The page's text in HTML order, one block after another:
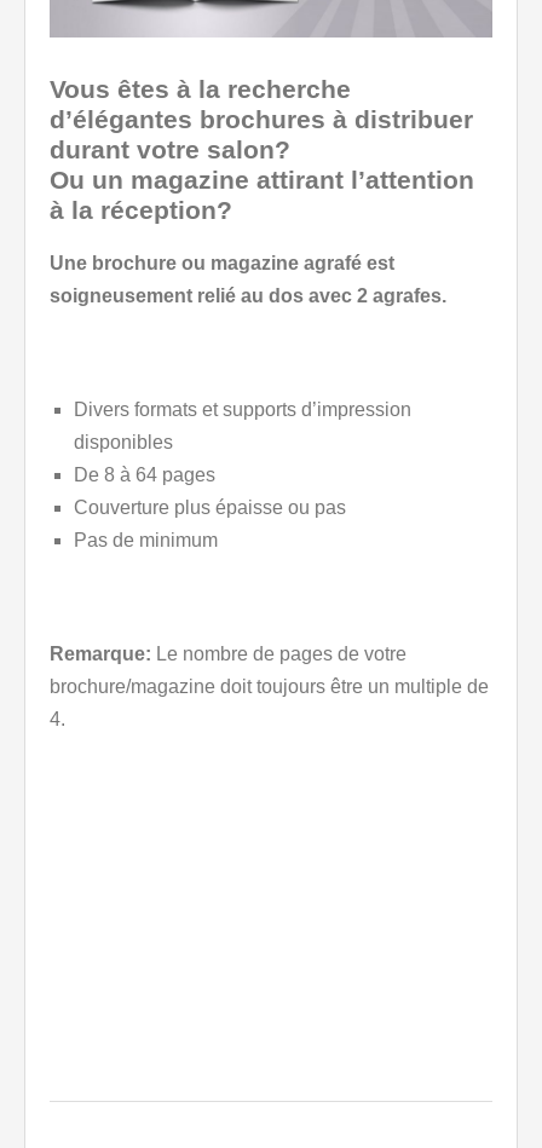
Vous êtes à la recherche
d’élégantes brochures à distribuer
durant votre salon?
Ou un magazine attirant l’attention
à la réception?
Une brochure ou magazine agrafé est
soigneusement relié au dos avec 2 agrafes.
Divers formats et supports d’impression
disponibles
De 8 à 64 pages
Couverture plus épaisse ou pas
Pas de minimum
Remarque: Le nombre de pages de votre
brochure/magazine doit toujours être un multiple de
4.